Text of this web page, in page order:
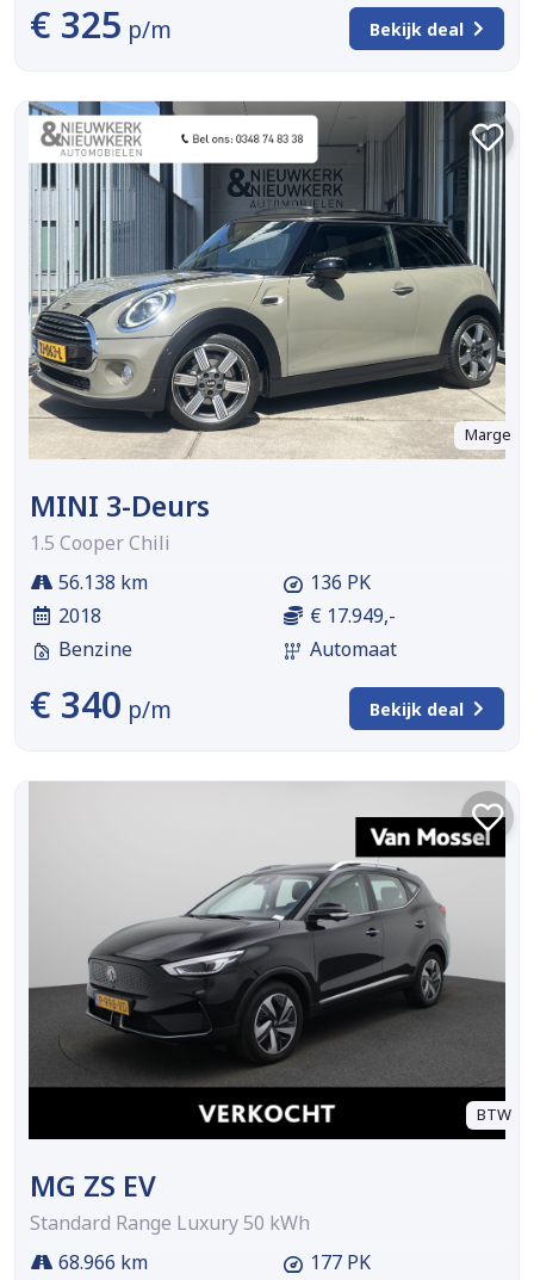
€ 325 p/m Bekijk deal
Marge
MINI 3-Deurs
1.5 Cooper Chili
56.138 km
2018
Benzine
136 PK
€ 17.949,-
Automaat
€ 340 p/m Bekijk deal
BTW
MG ZS EV
Standard Range Luxury 50 kWh
68.966 km
177 PK